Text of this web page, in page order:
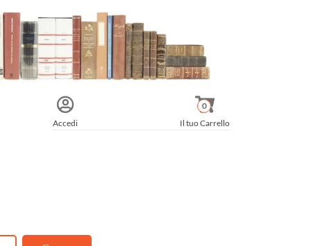
Accedi Il tuo Carrello
0